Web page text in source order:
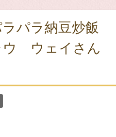
パラ納豆炒飯
ウ ウェイさん